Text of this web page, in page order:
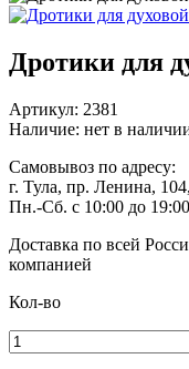
Дротики для
Артикул: 2381
Наличие: нет в
Самовывоз по адресу:
г. Тула, пр. Ленина, 104,
Пн.-Сб. с 10:00 до 19:00
Доставка по всей
компанией
Кол-во